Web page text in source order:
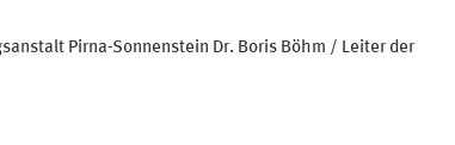
Pirna-Sonnenstein Dr. Boris Böhm / Leiter der